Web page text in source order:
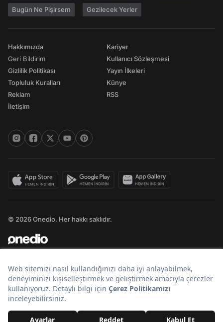
Bugün Ne Pişirsem Gezilecek Yerler
Hakkımızda
Geri Bildirim
Gizlilik Politikası
Topluluk Kuralları
Reklam
İletişim
Kariyer
Kullanıcı Sözleşmesi
Yayın İlkeleri
Künye
RSS
© 2026 Onedio. Her hakkı saklıdır.
Bir markasıdır.